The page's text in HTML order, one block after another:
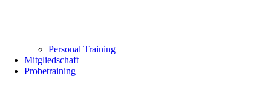
Personal Training
Mitgliedschaft
Probetraining